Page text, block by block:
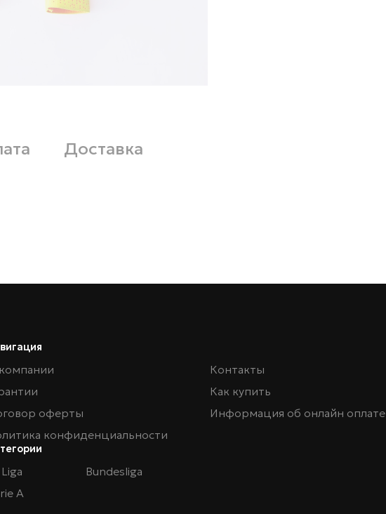
Доставка
Контакты
Как купить
оферты
Информация об онлайн оплате
конфиденциальности
Bundesliga
A